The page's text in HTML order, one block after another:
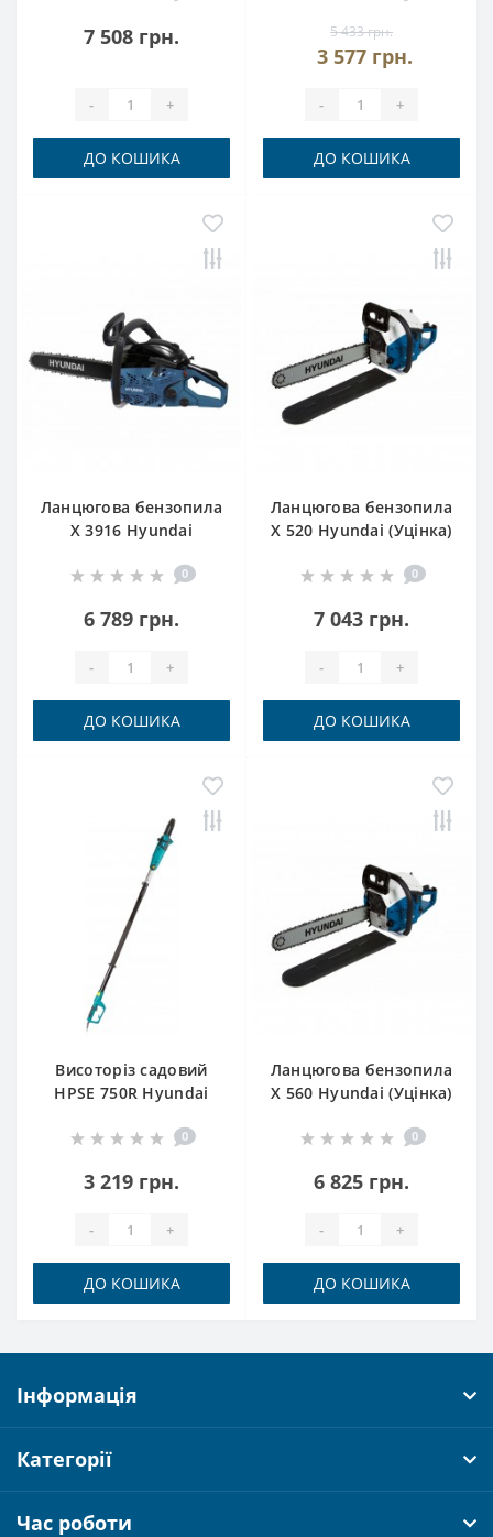
7 508 грн.
- +
ДО КОШИКА
5 433 грн.
3 577 грн.
- +
ДО КОШИКА
Ланцюгова бензопила
X 3916 Hyundai
0
6 789 грн.
- +
ДО КОШИКА
Ланцюгова бензопила
X 520 Hyundai (Уцінка)
0
7 043 грн.
- +
ДО КОШИКА
Висоторіз садовий
HPSE 750R Hyundai
0
3 219 грн.
- +
ДО КОШИКА
Ланцюгова бензопила
X 560 Hyundai (Уцінка)
0
6 825 грн.
- +
ДО КОШИКА
Інформація
Категорії
Час роботи